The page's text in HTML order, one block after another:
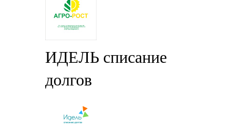
ИДЕЛЬ списание
долгов